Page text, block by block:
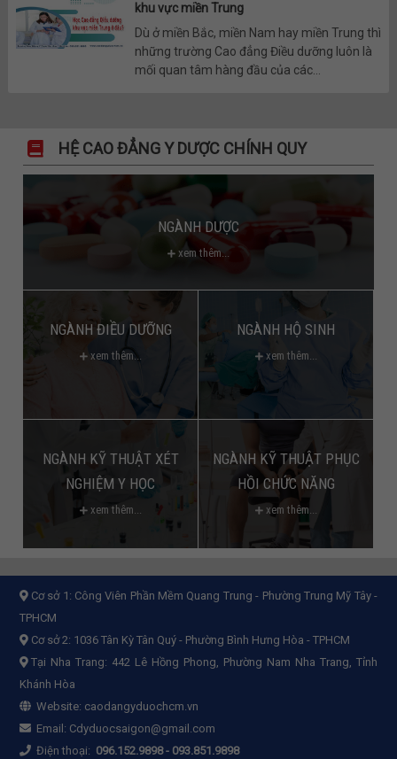
khu vực miền Trung
Dù ở miền Bắc, miền Nam hay miền Trung thì
những trường Cao đẳng Điều dưỡng luôn là
mối quan tâm hàng đầu của các...
HỆ CAO ĐẲNG Y DƯỢC CHÍNH QUY
NGÀNH DƯỢC
xem thêm...
NGÀNH ĐIỀU DƯỠNG
xem thêm...
NGÀNH HỘ SINH
xem thêm...
NGÀNH KỸ THUẬT XÉT
NGHIỆM Y HỌC
xem thêm...
NGÀNH KỸ THUẬT PHỤC
HỒI CHỨC NĂNG
xem thêm...
Cơ sở 1: Công Viên Phần Mềm Quang Trung - Phường Trung Mỹ Tây -
TPHCM
Cơ sở 2: 1036 Tân Kỳ Tân Quý - Phường Bình Hưng Hòa - TPHCM
Tại Nha Trang: 442 Lê Hồng Phong, Phường Nam Nha Trang, Tỉnh
Khánh Hòa
Website: caodangyduochcm.vn
Email: Cdyduocsaigon@gmail.com
Điện thoại: 096.152.9898- 093.851.9898